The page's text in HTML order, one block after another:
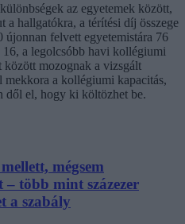
az egyetemek között,
hallgatókra, a térítési díj összege
felvett egyetemistára 76
a legolcsóbb havi kollégiumi
mozognak a vizsgált
a kollégiumi kapacitás,
dől el, hogy ki költözhet be.
mégsem
több mint százezer
a szabály